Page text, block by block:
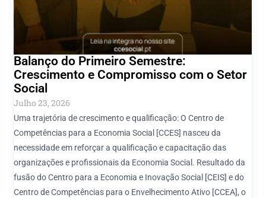
Balanço do Primeiro Semestre:
Crescimento e Compromisso com o Setor
Social
Julho 23, 2026
Uma trajetória de crescimento e qualificação: O Centro de
Competências para a Economia Social [CCES] nasceu da
necessidade em reforçar a qualificação e capacitação das
organizações e profissionais da Economia Social. Resultado da
fusão do Centro para a Economia e Inovação Social [CEIS] e do
Centro de Competências para o Envelhecimento Ativo [CCEA], o